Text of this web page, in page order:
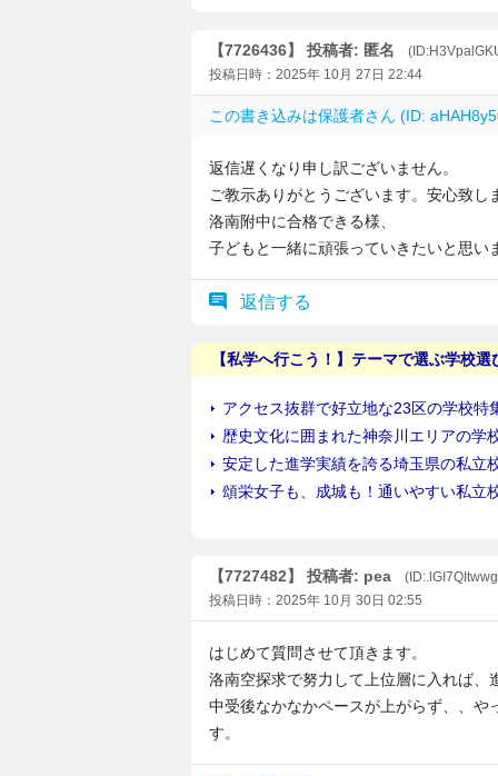
【7726436】 投稿者: 匿名
投稿日時：2025年 10月 27日 22:44
この書き込みは保護者さん (ID:
返信遅くなり申し訳ございません。
ご教示ありがとうございます。安心致し
洛南附中に合格できる様、
子どもと一緒に頑張っていきたいと思い
返信する
【7727482】 投稿者: pea
投稿日時：2025年 10月 30日 02:55
はじめて質問させて頂きます。
洛南空探求で努力して上位層に入れば
中受後なかなかペースが上がらず、、
す。